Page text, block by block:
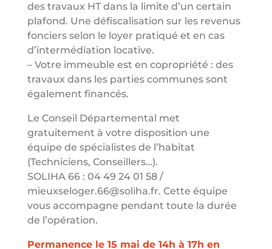
des travaux HT dans la limite d’un certain
plafond. Une défiscalisation sur les revenus
fonciers selon le loyer pratiqué et en cas
d’intermédiation locative.
– Votre immeuble est en copropriété : des
travaux dans les parties communes sont
également financés.
Le Conseil Départemental met
gratuitement à votre disposition une
équipe de spécialistes de l’habitat
(Techniciens, Conseillers…).
SOLIHA 66 : 04 49 24 01 58 /
mieuxseloger.66@soliha.fr. Cette équipe
vous accompagne pendant toute la durée
de l’opération.
Permanence le 15 mai de 14h à 17h en